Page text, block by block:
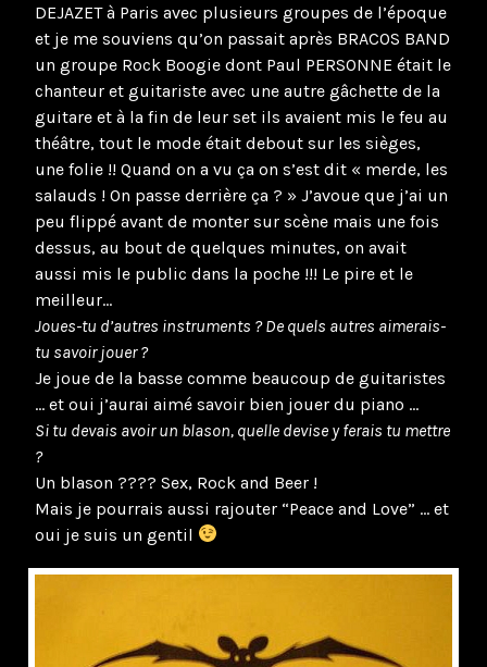
DEJAZET à Paris avec plusieurs groupes de l’époque
et je me souviens qu’on passait après BRACOS BAND
un groupe Rock Boogie dont Paul PERSONNE était le
chanteur et guitariste avec une autre gâchette de la
guitare et à la fin de leur set ils avaient mis le feu au
théâtre, tout le mode était debout sur les sièges,
une folie !! Quand on a vu ça on s’est dit « merde, les
salauds ! On passe derrière ça ? » J’avoue que j’ai un
peu flippé avant de monter sur scène mais une fois
dessus, au bout de quelques minutes, on avait
aussi mis le public dans la poche !!! Le pire et le
meilleur…
Joues-tu d’autres instruments ? De quels autres aimerais-
tu savoir jouer ?
Je joue de la basse comme beaucoup de guitaristes
… et oui j’aurai aimé savoir bien jouer du piano …
Si tu devais avoir un blason, quelle devise y ferais tu mettre
?
Un blason ???? Sex, Rock and Beer !
Mais je pourrais aussi rajouter “Peace and Love” … et
oui je suis un gentil